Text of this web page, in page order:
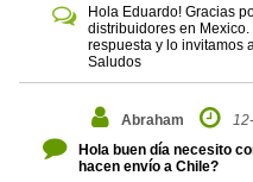
Hola Eduardo! Gracias
distribuidores en
respuesta y lo invitamos
Saludos
Abraham
Hola buen día necesito
hacen envío a Chile?